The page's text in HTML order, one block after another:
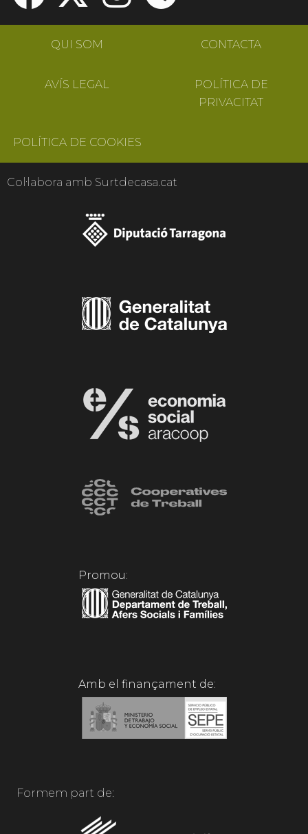
QUI SOM CONTACTA
AVÍS LEGAL
POLÍTICA DE
PRIVACITAT
POLÍTICA DE COOKIES
Col·labora amb Surtdecasa.cat
Promou:
Amb el finançament de:
Formem part de: